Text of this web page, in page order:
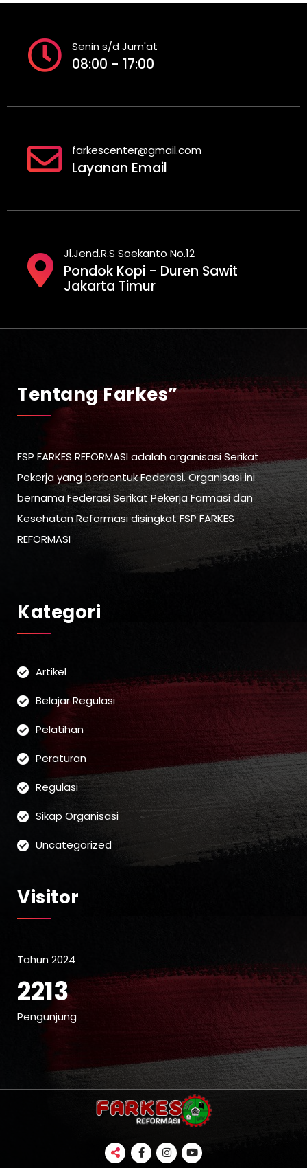
Senin s/d Jum'at
08:00 - 17:00
farkescenter@gmail.com
Layanan Email
Jl.Jend.R.S Soekanto No.12
Pondok Kopi - Duren Sawit
Jakarta Timur
Tentang Farkes”
FSP FARKES REFORMASI adalah organisasi Serikat
Pekerja yang berbentuk Federasi. Organisasi ini
bernama Federasi Serikat Pekerja Farmasi dan
Kesehatan Reformasi disingkat FSP FARKES
REFORMASI
Kategori
Artikel
Belajar Regulasi
Pelatihan
Peraturan
Regulasi
Sikap Organisasi
Uncategorized
Visitor
Tahun 2024
2213
Pengunjung